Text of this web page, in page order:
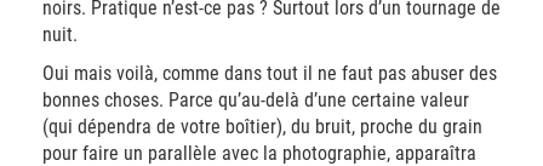
noirs. Pratique n’est-ce pas ? Surtout lors d’un tournage de
nuit.
Oui mais voilà, comme dans tout il ne faut pas abuser des
bonnes choses. Parce qu’au-delà d’une certaine valeur
(qui dépendra de votre boîtier), du bruit, proche du grain
pour faire un parallèle avec la photographie, apparaîtra